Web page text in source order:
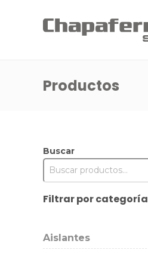
Productos
Buscar
Filtrar por categoría
Aislantes